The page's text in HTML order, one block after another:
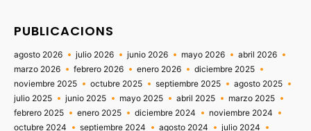
PUBLICACIONS
agosto 2026 julio 2026 junio 2026 mayo 2026
abril 2026
marzo 2026
febrero 2026 enero 2026
diciembre 2025
noviembre 2025
octubre 2025 septiembre 2025
agosto 2025
julio 2025
junio 2025 mayo 2025 abril 2025
marzo 2025
febrero 2025
enero 2025 diciembre 2024
noviembre 2024
octubre 2024
septiembre 2024 agosto 2024
julio 2024